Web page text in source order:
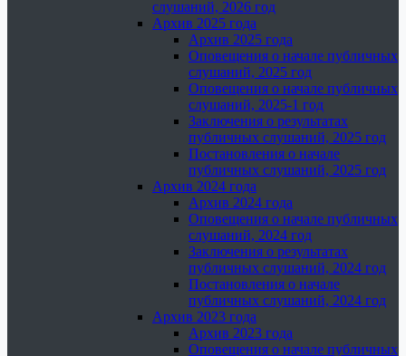
слушаний, 2026 год
Архив 2025 года
Архив 2025 года
Оповещения о начале публичных
слушаний, 2025 год
Оповещения о начале публичных
слушаний, 2025-1 год
Заключения о результатах
публичных слушаний, 2025 год
Постановления о начале
публичных слушаний, 2025 год
Архив 2024 года
Архив 2024 года
Оповещения о начале публичных
слушаний, 2024 год
Заключения о результатах
публичных слушаний, 2024 год
Постановления о начале
публичных слушаний, 2024 год
Архив 2023 года
Архив 2023 года
Оповещения о начале публичных